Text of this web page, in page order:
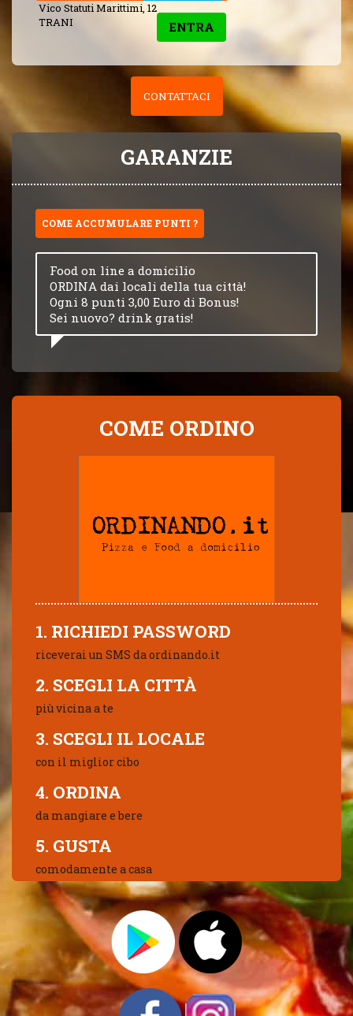
Vico Statuti Marittimi, 12
TRANI
ENTRA
CONTATTACI
GARANZIE
COME ACCUMULARE PUNTI ?
Food on line a domicilio
ORDINA dai locali della tua città!
Ogni 8 punti 3,00 Euro di Bonus!
Sei nuovo? drink gratis!
COME ORDINO
1. RICHIEDI PASSWORD
riceverai un SMS da ordinando.it
2. SCEGLI LA CITTÀ
più vicina a te
3. SCEGLI IL LOCALE
con il miglior cibo
4. ORDINA
da mangiare e bere
5. GUSTA
comodamente a casa